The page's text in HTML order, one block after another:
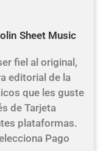
Sheet Music
fiel al original,
editorial de la
que les guste
de Tarjeta
plataformas.
Pago